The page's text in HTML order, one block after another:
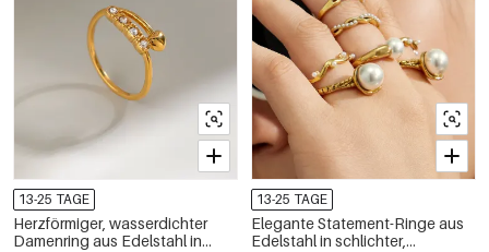
13-25 TAGE
Herzförmiger, wasserdichter
Damenring aus Edelstahl in
13-25 TAGE
Elegante Statement-Ringe aus
Edelstahl in schlichter,